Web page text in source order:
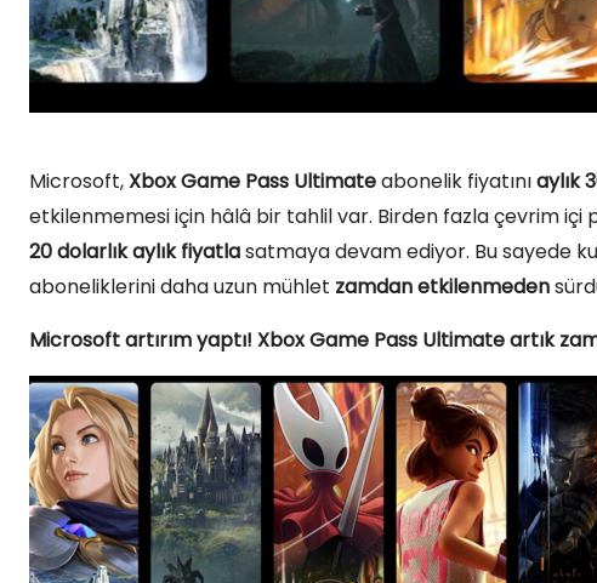
Microsoft,Xbox Game Pass Ultimateabonelik fiyatınıaylık
etkilenmemesi için hâlâ bir tahlil var. Birden fazla çevrim içi
20 dolarlık aylık fiyatlasatmaya devam ediyor. Bu sayede
aboneliklerini daha uzun mühlet zamdan etkilenmeden
Microsoft artırım yaptı! Xbox Game Pass Ultimate artık